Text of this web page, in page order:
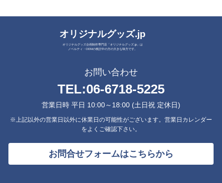
オリジナルグッズ.jp
オリジナルグッズ企画制作専門店「オリジナルグッズ.jp」は
ノベルティ・OEMの検討中の方の大きな味方です。
お問い合わせ
TEL:06-6718-5225
営業日時 平日 10:00～18:00 (土日祝 定休日)
※上記以外の営業日以外に休業日の可能性がございます。営業日カレンダー
をよくご確認下さい。
お問合せフォームはこちらから